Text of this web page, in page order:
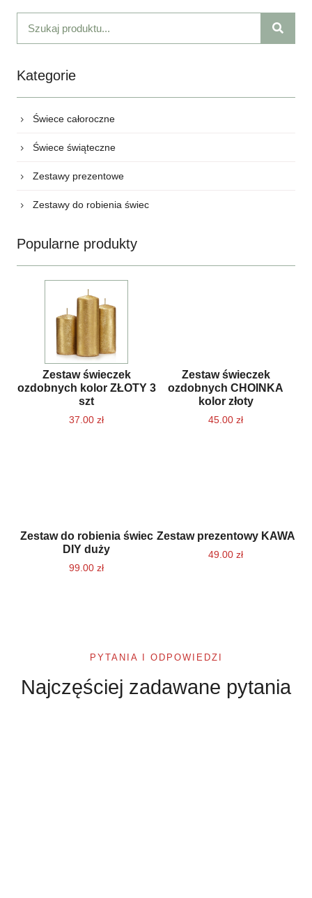
Kategorie
Świece całoroczne
Świece świąteczne
Zestawy prezentowe
Zestawy do robienia świec
Popularne produkty
Zestaw świeczek
ozdobnych kolor ZŁOTY 3
szt
37.00 zł
Zestaw świeczek
ozdobnych CHOINKA
kolor złoty
45.00 zł
Zestaw do robienia świec
DIY duży
99.00 zł
Zestaw prezentowy KAWA
49.00 zł
PYTANIA I ODPOWIEDZI
Najczęściej zadawane pytania